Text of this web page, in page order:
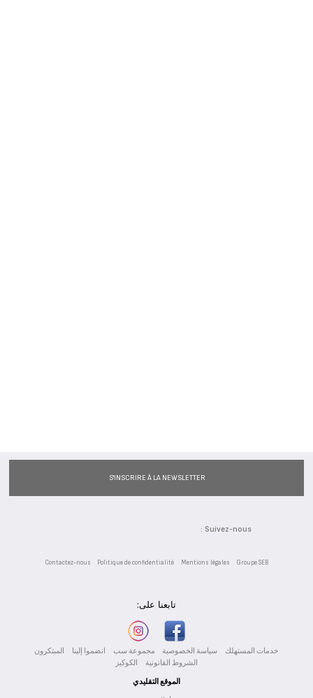
S'INSCRIRE À LA NEWSLETTER
Suivez-nous :
Contactez-nous Politique de confidentialité Mentions légales Groupe SEB
تابعنا على:
خدمات المستهلك سياسة الخصوصية مجموعة سب انضموا إلينا
المبتكرون
الشروط القانونية
الكوكيز
الموقع التقليدي